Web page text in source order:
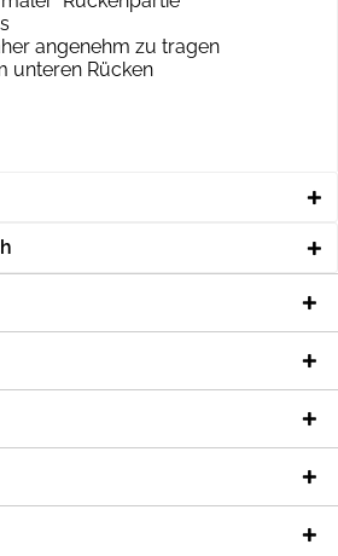
angenehm zu tragen
unteren Rücken